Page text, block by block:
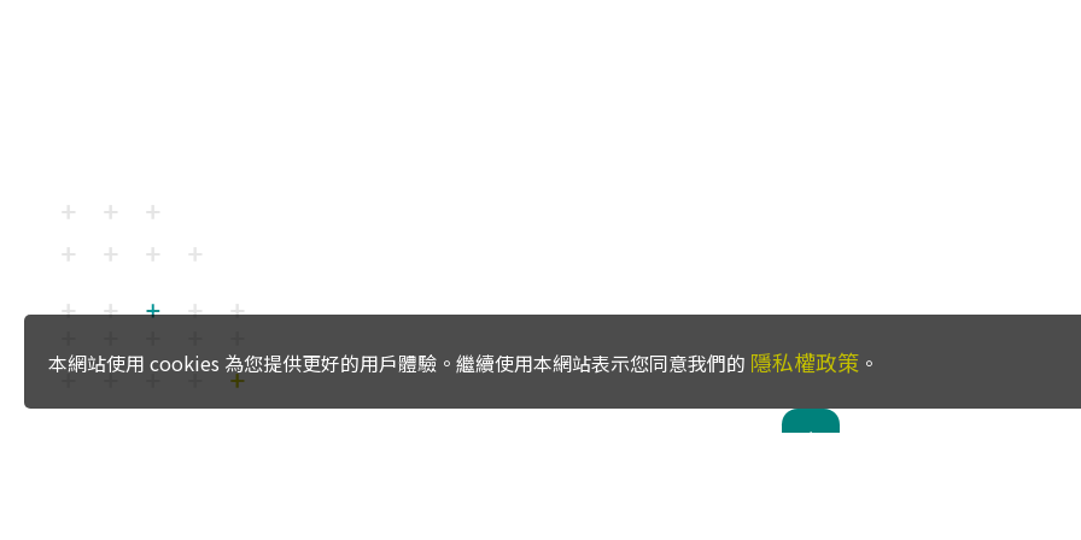
本網站使用 cookies 為您提供更好的用戶體驗。繼續使用本網站表示您同意我們的 隱私權政策 。